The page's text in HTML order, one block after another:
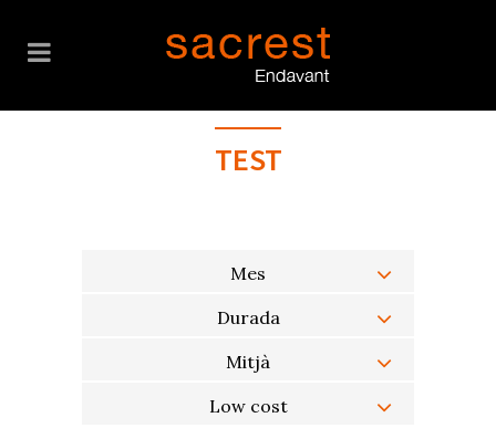
TEST
Mes
Durada
Mitjà
Low cost